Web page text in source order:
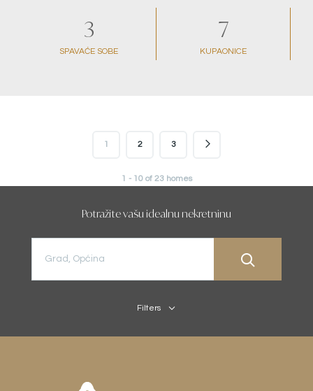
3
SPAVAĆE SOBE
7
KUPAONICE
1 2 3
1 - 10 of 23 homes
Potražite vašu idealnu nekretninu
Filters